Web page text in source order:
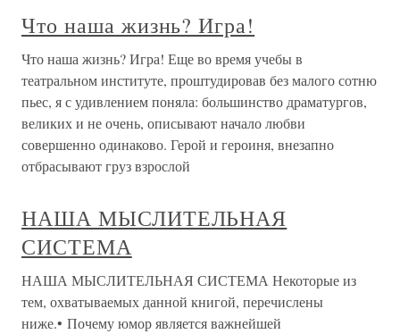
Что наша жизнь? Игра!
Что наша жизнь? Игра! Еще во время учебы в
театральном институте, проштудировав без малого сотню
пьес, я с удивлением поняла: большинство драматургов,
великих и не очень, описывают начало любви
совершенно одинаково. Герой и героиня, внезапно
отбрасывают груз взрослой
НАША МЫСЛИТЕЛЬНАЯ
СИСТЕМА
НАША МЫСЛИТЕЛЬНАЯ СИСТЕМА Некоторые из
тем, охватываемых данной книгой, перечислены
ниже.• Почему юмор является важнейшей